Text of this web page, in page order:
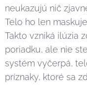
neukazujú nič
Telo ho len
Takto vzniká ilúzia
poriadku, ale nie
systém vyčerpá,
príznaky, ktoré sa